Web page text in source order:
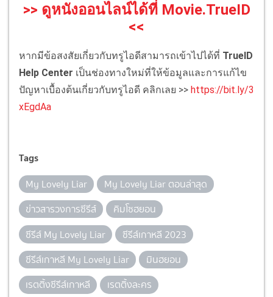
>> ดูหนังออนไลน์ได้ที่ Movie.TrueID
<<
หากมีข้อสงสัยเกี่ยวกับทรูไอดีสามารถเข้าไปได้ที่ TrueID
Help Center เป็นช่องทางใหม่ที่ให้ข้อมูลและการแก้ไข
ปัญหาเบื้องต้นเกี่ยวกับทรูไอดี คลิกเลย >> https://bit.ly/3
xEgdAa
Tags
My Lovely Liar
My Lovely Liar ตอนล่าสุด
ข่าวสารวงการซีรีส์
คิมโซฮยอน
ซีรีส์ My Lovely Liar
ซีรีส์เกาหลี 2023
ซีรีส์เกาหลี My Lovely Liar
มินฮยอน
เรตติ้งซีรีส์เกาหลี
เรตติ้งละคร